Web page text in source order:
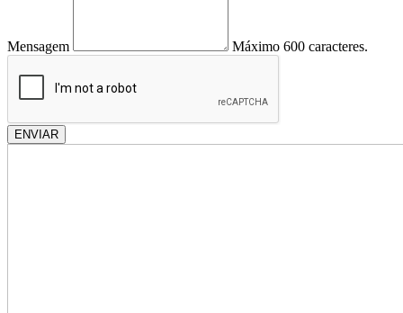
Mensagem Máximo 600 caracteres.
ENVIAR